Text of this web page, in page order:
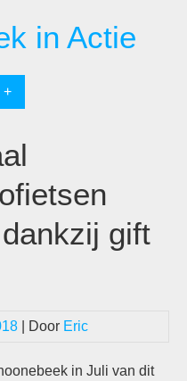
in Actie
+
gift
| Door Eric
in Juli van dit